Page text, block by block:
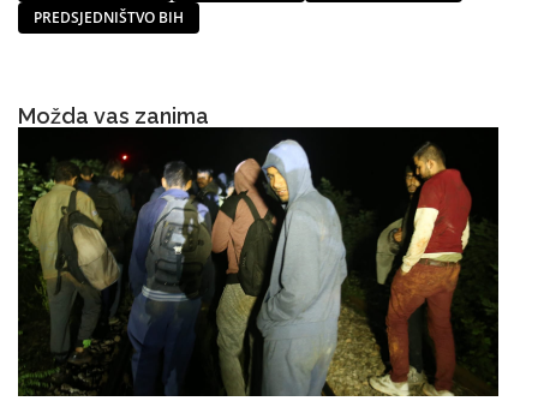
PREDSJEDNIŠTVO BIH
Možda vas zanima